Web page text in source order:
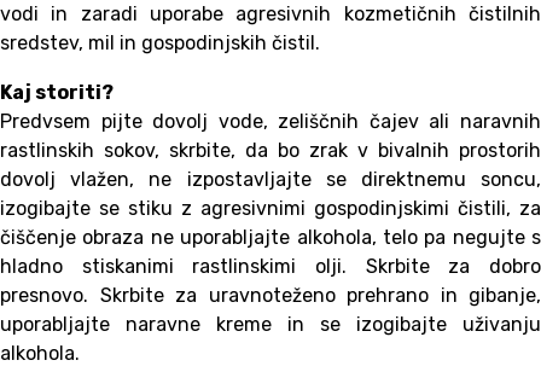
vodi in zaradi uporabe agresivnih kozmetičnih čistilnih
sredstev, mil in gospodinjskih čistil.
Kaj storiti?
Predvsem pijte dovolj vode, zeliščnih čajev ali naravnih
rastlinskih sokov, skrbite, da bo zrak v bivalnih prostorih
dovolj vlažen, ne izpostavljajte se direktnemu soncu,
izogibajte se stiku z agresivnimi gospodinjskimi čistili, za
čiščenje obraza ne uporabljajte alkohola, telo pa negujte s
hladno stiskanimi rastlinskimi olji. Skrbite za dobro
presnovo. Skrbite za uravnoteženo prehrano in gibanje,
uporabljajte naravne kreme in se izogibajte uživanju
alkohola.